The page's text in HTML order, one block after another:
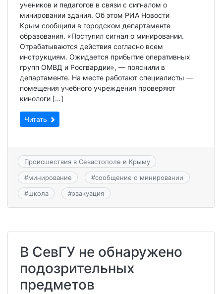
учеников и педагогов в связи с сигналом о
минировании здания. Об этом РИА Новости
Крым сообщили в городском департаменте
образования. «Поступил сигнал о минировании.
Отрабатываются действия согласно всем
инструкциям. Ожидается прибытие оперативных
групп ОМВД и Росгвардии», — пояснили в
департаменте. На месте работают специалисты —
помещения учебного учреждения проверяют
кинологи […]
Читать
Происшествия в Севастополе и Крыму
#минирование #сообщение о минировании
#школа #эвакуация
В СевГУ не обнаружено
подозрительных
предметов